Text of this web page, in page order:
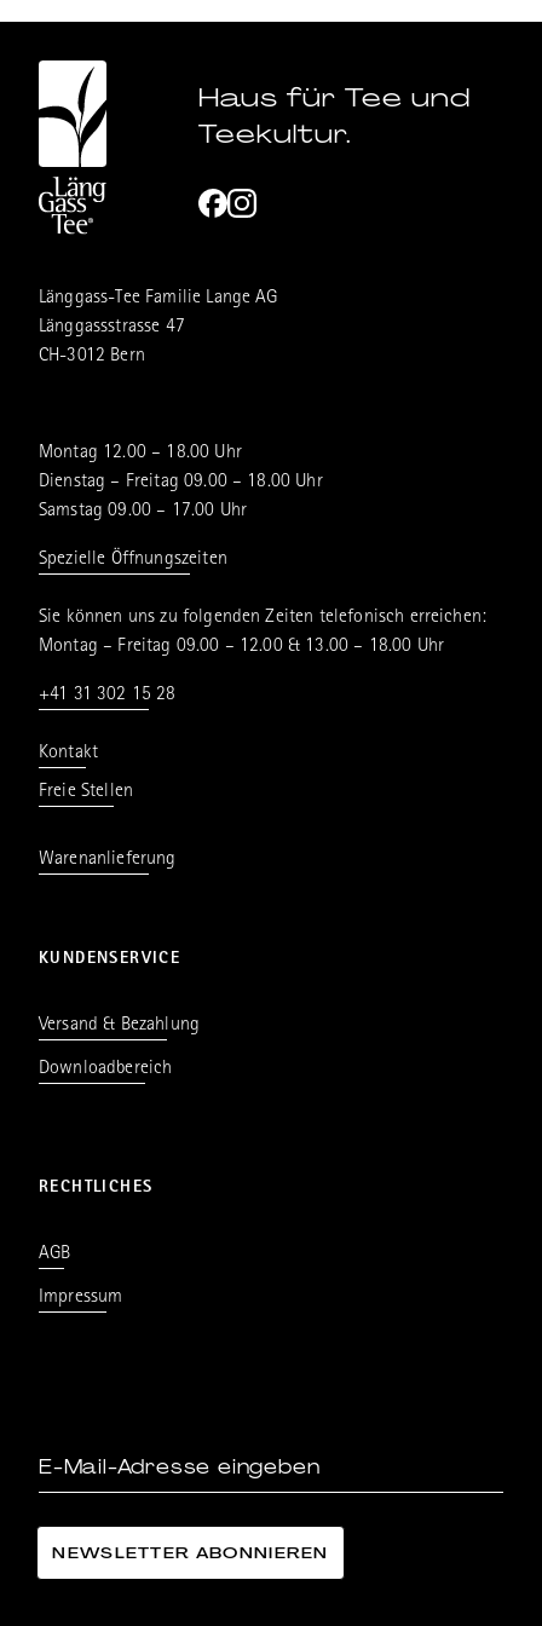
Haus für Tee und
Teekultur.
Länggass-Tee Familie Lange AG
Länggassstrasse 47
CH-3012 Bern
Montag 12.00 – 18.00 Uhr
Dienstag – Freitag 09.00 – 18.00 Uhr
Samstag 09.00 – 17.00 Uhr
Spezielle Öffnungszeiten
Sie können uns zu folgenden Zeiten telefonisch erreichen:
Montag – Freitag 09.00 – 12.00 & 13.00 – 18.00 Uhr
+41 31 302 15 28
Kontakt
Freie Stellen
Warenanlieferung
KUNDENSERVICE
Versand & Bezahlung
Downloadbereich
RECHTLICHES
AGB
Impressum